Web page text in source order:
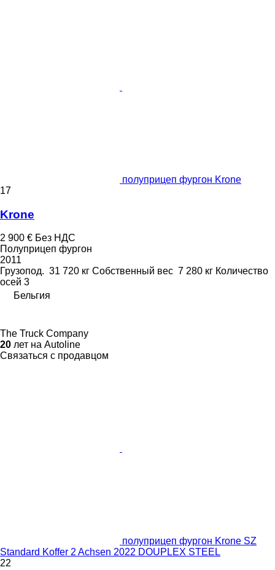
полуприцеп фургон Krone
17
Krone
2 900 € Без НДС
Полуприцеп фургон
2011
Грузопод. 31 720 кг Собственный вес 7 280 кг Количество
осей 3
Бельгия
The Truck Company
20 лет на Autoline
Связаться с продавцом
полуприцеп фургон Krone SZ
Standard Koffer 2 Achsen 2022 DOUPLEX STEEL
22